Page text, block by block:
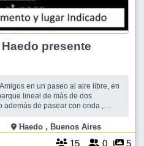
presente
en un paseo al aire libre, en
lineal de más de dos
además de pasear con onda ,
bien ventilada...Amigos
Haedo , Buenos Aires
15 0 5